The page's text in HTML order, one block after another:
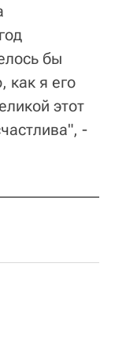
бы
как я его
этот
-